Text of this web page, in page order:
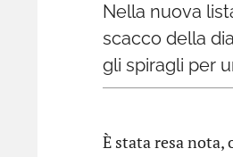
Nella nuova
scacco della
gli spiragli per
È stata resa nota,